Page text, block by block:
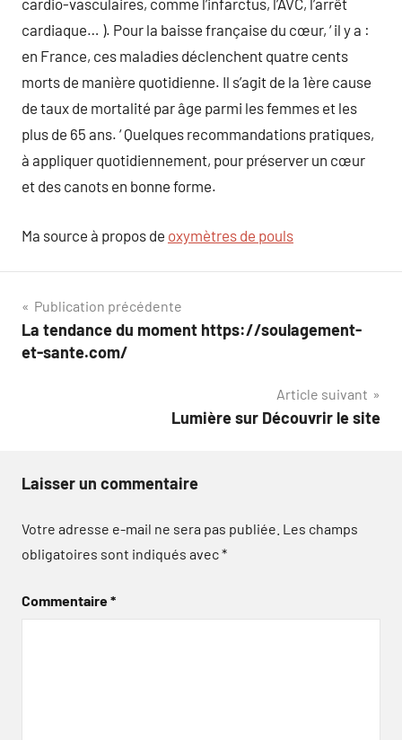
cardio-vasculaires, comme l’infarctus, l’AVC, l’arrêt
cardiaque… ). Pour la baisse française du cœur, ‘ il y a :
en France, ces maladies déclenchent quatre cents
morts de manière quotidienne. Il s’agit de la 1ère cause
de taux de mortalité par âge parmi les femmes et les
plus de 65 ans. ‘ Quelques recommandations pratiques,
à appliquer quotidiennement, pour préserver un cœur
et des canots en bonne forme.
Ma source à propos de oxymètres de pouls
Navigation
de
Publication précédente
La tendance du moment https://soulagement-
et-sante.com/
Article suivant
Lumière sur Découvrir le site
Laisser un commentaire
Votre adresse e-mail ne sera pas publiée. Les champs
obligatoires sont indiqués avec*
Commentaire*